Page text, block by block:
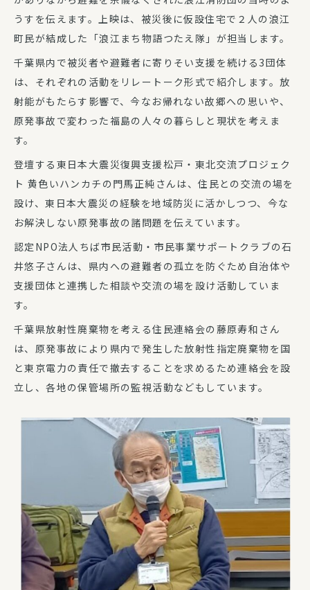
うすを伝えます。上映は、被災後に仮設住宅で２人の浪江
町民が結成した「浪江まち物語つたえ隊」が担当します。
千葉県内で被災者や避難者に寄りそい支援を続ける3団体
は、それぞれの活動をリレートーク形式で紹介します。放
射能がもたらす影響で、今なお帰れない故郷への思いや、
原発事故で変わった福島の人々の暮らしと現状を考えま
す。
登壇する東日本大震災復興支援松戸・東北交流プロジェク
ト 黄色いハンカチの門馬正純さんは、住民との交流の場を
設け、東日本大震災の経験を地域防災に活かしつつ、今な
お解決しない原発事故の諸問題を伝えています。
認定NPO法人ちば市民活動・市民事業サポートクラブの石
井悠子さんは、県内への避難者の孤立を防ぐため自治体や
支援団体と連携した相談や交流の場を設け活動していま
す。
千葉県放射性廃棄物を考える住民連絡会の藤原寿和さん
は、原発事故により県内で発生した放射性指定廃棄物を国
と東京電力の責任で撤去することを求めるため連絡会を設
立し、各地の保管場所の監視活動などもしています。